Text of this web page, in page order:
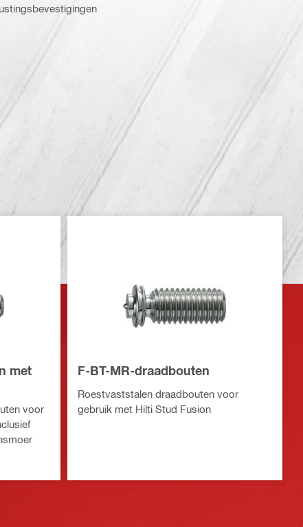
met
voor
F-BT-MR-draadbouten
Roestvaststalen draadbouten voor
gebruik met Hilti Stud Fusion